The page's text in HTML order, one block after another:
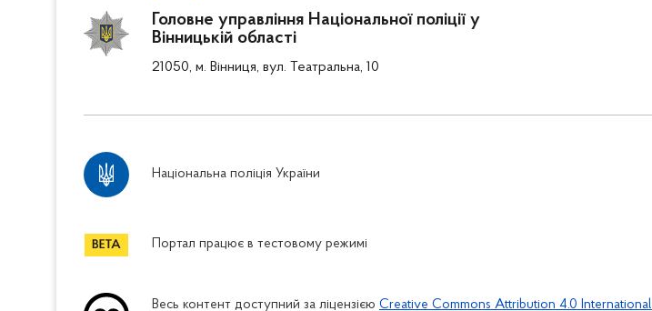
Головне управління Національної поліції у
Вінницькій області
21050, м. Вінниця, вул. Театральна, 10
Національна поліція України
Портал працює в тестовому режимі
Весь контент доступний за ліцензією Creative Commons Attribution 4.0 International